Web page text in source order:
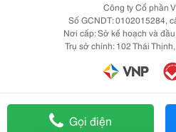
Gọi điện
Công ty Cổ phần
Số GCNDT: 0102015284,
Nơi cấp: Sở kế hoạch và
Trụ sở chính: 102 Thái